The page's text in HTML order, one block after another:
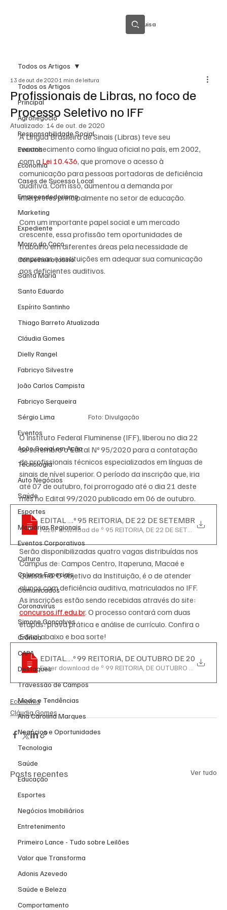
Pesquisa
Todos os Artigos
Principal
Agronegócio
Responsabilidade Social
Eventos
Economia
Cases de Sucesso Local
Empreendedorismo
Marketing
Expediente
Morro do Coco
Conselheiro Josino
Santa Maria
Santo Eduardo
Espírito Santinho
Thiago Barreto Atualizada
Cláudia Gomes
Dielly Rangel
Fabricyo Silvestre
João Carlos Campista
Fabricyo Serqueira
Sérgio Lima
Eventos
Ação Social em Ação
Tecnologia
Auto Negócios
Saúde
Esportes
Memórias Regionais
Eventos Corporativos
Cultura
Colunas Especiais
Comunicados
Coronavírus
Simone Gonçalves
Crônica
CAPA
Destaques
Travessão de Campos
Moda e Tendências
Ana Carolina Marques
Negócios e Oportunidades
Tecnologia
Saúde
Educação
Esportes
Negócios Imobiliários
Entretenimento
Primeiro Lance - Tudo sobre Leilões
Valor que Transforma
Adonis Azevedo
Saúde e Beleza
Comportamento
Todos os Artigos
Profissionais de Libras, no foco de
Processo Seletivo no IFF
13 de out. de 2020 1 min de leitura
Atualizado: 14 de out. de 2020
A Língua Brasileira de Sinais (Libras) teve seu
reconhecimento como língua oficial no país, em 2002,
com a Lei 10.436, que promove o acesso à
comunicação para pessoas portadoras de deficiência
auditiva. Com isso, aumentou a demanda por
intérpretes principalmente no setor de educação.
Com um importante papel social e um mercado
crescente, essa profissão tem oportunidades de
trabalho em diferentes áreas pela necessidade de
empresas e instituições em adequar sua comunicação
aos deficientes auditivos.
Foto: Divulgação
O Instituto Federal Fluminense (IFF), liberou no dia 22
de setembro o Edital Nº 95/2020 para a contatação
de profissionais técnicos especializados em línguas de
sinais de nível superior. O período da inscrição que, iria
até 07 de outubro, foi prorrogado até o dia 21 deste
mês no Edital 99/2020 publicado em 06 de outubro.
EDITAL N.º 95 REITORIA, DE 22 DE SETEMBR
Fazer download de º 95 REITORIA, DE 22 DE SETEMBR •
Serão disponibilizadas quatro vagas distribuídas nos
Campus de: Campos Centro, Itaperuna, Macaé e
Quissamã. O objetivo da Instituição, é o de atender
alunos com deficiência auditiva, matriculados no IFF.
As inscrições estão sendo recebidas através do site:
concursos.iff.edu.br. O processo contará com duas
etapas: prova prática e análise de currículo. Confira o
Edital abaixo e boa sorte!
EDITAL N.º 99 REITORIA, DE OUTUBRO DE 20
Fazer download de º 99 REITORIA, DE OUTUBRO DE 20 •
Economia
Cláudia Gomes
Posts recentes Ver tudo